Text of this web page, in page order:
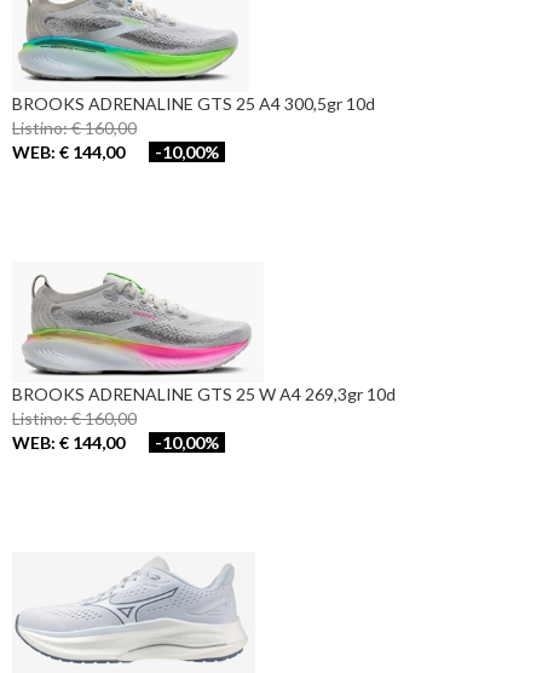
BROOKS ADRENALINE GTS 25 A4 300,5gr 10d
Listino: € 160,00
WEB: € 144,00
-10,00%
BROOKS ADRENALINE GTS 25 W A4 269,3gr 10d
Listino: € 160,00
WEB: € 144,00
-10,00%